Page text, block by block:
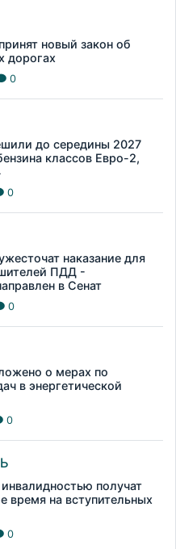
новый закон об
дорогах
0
до середины 2027
классов Евро-2,
0
наказание для
ПДД -
в Сенат
0
о мерах по
в энергетической
0
получат
время на вступительных
0